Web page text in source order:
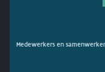
Medewerkers en